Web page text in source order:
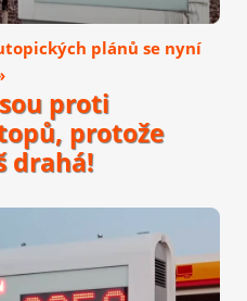
plánů se nyní
proti
protože
drahá!